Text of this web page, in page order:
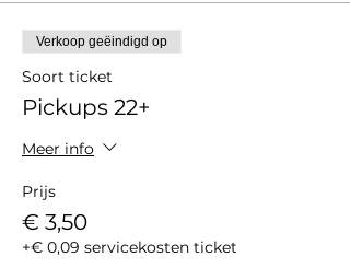
Verkoop geëindigd op
Soort ticket
Pickups 22+
Meer info
Prijs
€ 3,50
+€ 0,09 servicekosten ticket